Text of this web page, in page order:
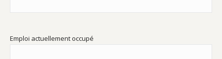
Emploi actuellement occupé